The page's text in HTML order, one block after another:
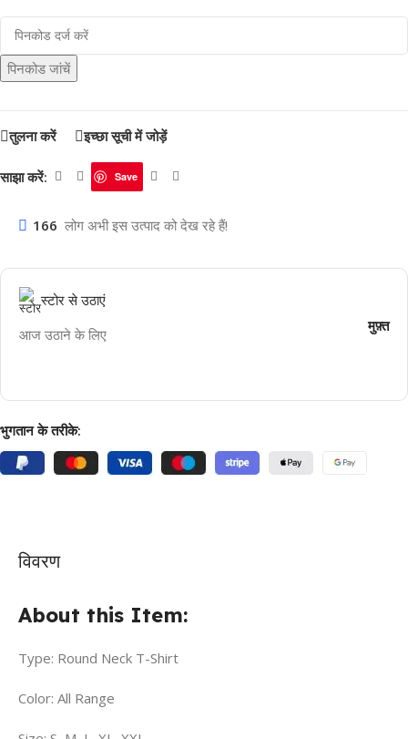
पिनकोड जांचें
तुलना करें इच्छा सूची में जोड़ें
साझा करें: Save
166 लोग अभी इस उत्पाद को देख रहे हैं!
स्टोर से उठाएं
आज उठाने के लिए मुफ़्त
भुगतान के तरीके:
विवरण
About this Item:
Type: Round Neck T-Shirt
Color: All Range